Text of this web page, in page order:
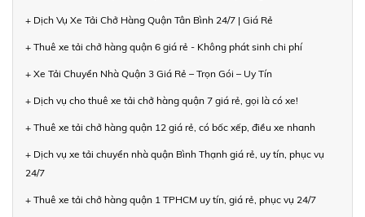
+ Dịch Vụ Xe Tải Chở Hàng Quận Tân Bình 24/7 | Giá Rẻ
+ Thuê xe tải chở hàng quận 6 giá rẻ - Không phát sinh chi phí
+ Xe Tải Chuyển Nhà Quận 3 Giá Rẻ – Trọn Gói – Uy Tín
+ Dịch vụ cho thuê xe tải chở hàng quận 7 giá rẻ, gọi là có xe!
+ Thuê xe tải chở hàng quận 12 giá rẻ, có bốc xếp, điều xe nhanh
+ Dịch vụ xe tải chuyển nhà quận Bình Thạnh giá rẻ, uy tín, phục vụ
24/7
+ Thuê xe tải chở hàng quận 1 TPHCM uy tín, giá rẻ, phục vụ 24/7